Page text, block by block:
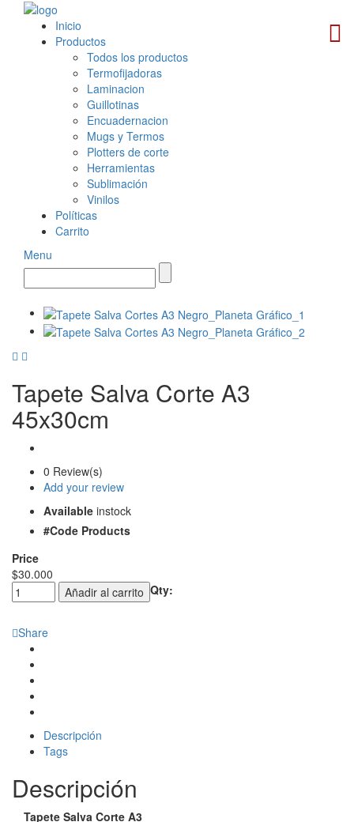
Inicio
Productos
Todos los productos
Termofijadoras
Laminacion
Guillotinas
Encuadernacion
Mugs y Termos
Plotters de corte
Herramientas
Sublimación
Vinilos
Políticas
Carrito
Menu
Tapete Salva Corte A3
45x30cm
0 Review(s)
Add your review
Available instock
#Code Products
Price
$30.000
Qty:
Añadir al carrito
Share
Descripción
Tags
Descripción
Tapete Salva Corte A3